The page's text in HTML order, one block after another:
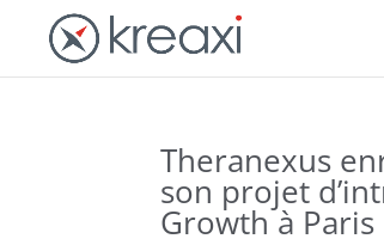
Theranexus
son projet
Growth à Paris